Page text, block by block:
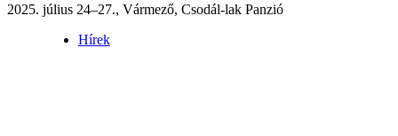
2025. július 24–27., Vármező, Csodál-lak Panzió
Hírek